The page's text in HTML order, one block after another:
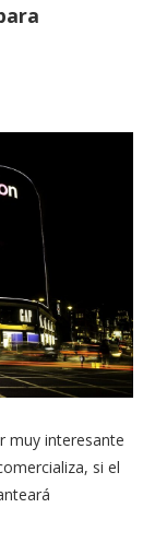
muy interesante
si el